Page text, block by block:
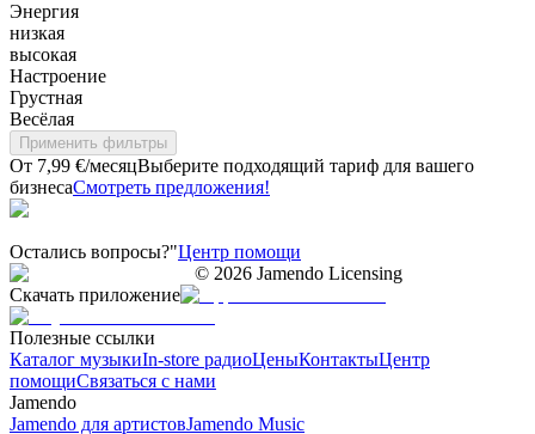
Энергия
низкая
высокая
Настроение
Грустная
Весёлая
Применить фильтры
От 7,99 €/месяцВыберите подходящий тариф для вашего
бизнесаСмотреть предложения!
Остались вопросы?"Центр помощи
© 2026 Jamendo Licensing
Скачать приложение
Полезные ссылки
Каталог музыкиIn-store радиоЦеныКонтактыЦентр
помощиСвязаться с нами
Jamendo
Jamendo для артистовJamendo Music